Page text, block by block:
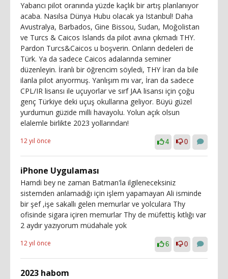
Yabancı pilot oranında yüzde kaçlık bir artış planlanıyor
acaba. Nasılsa Dünya Hubu olacak ya Istanbul! Daha
Avustralya, Barbados, Gine Bissou, Sudan, Moğolistan
ve Turcs & Caicos Islands da pilot avına çıkmadı THY.
Pardon Turcs&Caicos u boşverin. Onların dedeleri de
Türk. Ya da sadece Caicos adalarında seminer
düzenleyin. İranlı bir öğrencim söyledi, THY İran da bile
ilanla pilot arıyormuş. Yanlışım mı var, İran da sadece
CPL/IR lisansı ile uçuyorlar ve sırf JAA lisansı için çoğu
genç Türkiye deki uçuş okullarına geliyor. Büyü güzel
yurdumun güzide milli havayolu. Yolun açık olsun
elalemle birlikte 2023 yollarından!
12 yıl önce 4 0
iPhone Uygulaması
Hamdi bey ne zaman Batman'la ilgileneceksiniz
sistemden anlamadığı için işlem yapamayan Ali isminde
bir şef ,işe sakallı gelen memurlar ve yolculara Thy
ofisinde sigara içiren memurlar Thy de müfettiş kıtlığı var
2 aydır yazıyorum müdahale yok
12 yıl önce 6 0
2023 habom